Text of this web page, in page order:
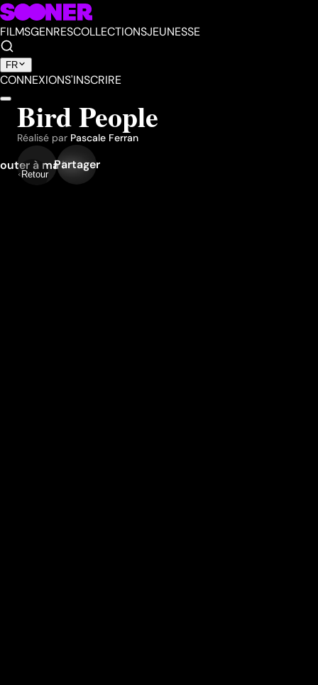
FILMSGENRESCOLLECTIONSJEUNESSE
FR
CONNEXIONS'INSCRIRE
Retour
Bird People
Réalisé par Pascale Ferran
à ma liste
Partager